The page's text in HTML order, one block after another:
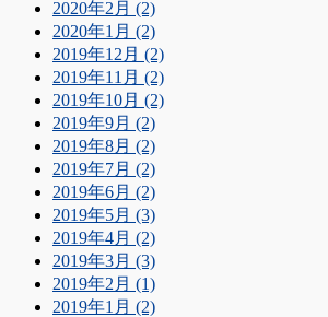
2020年2月 (2)
2020年1月 (2)
2019年12月 (2)
2019年11月 (2)
2019年10月 (2)
2019年9月 (2)
2019年8月 (2)
2019年7月 (2)
2019年6月 (2)
2019年5月 (3)
2019年4月 (2)
2019年3月 (3)
2019年2月 (1)
2019年1月 (2)